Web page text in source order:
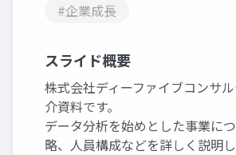
#企業成長
スライド概要
株式会社ディーファイブコンサ
介資料です。
データ分析を始めとした事業に
略、人員構成などを詳しく説明し